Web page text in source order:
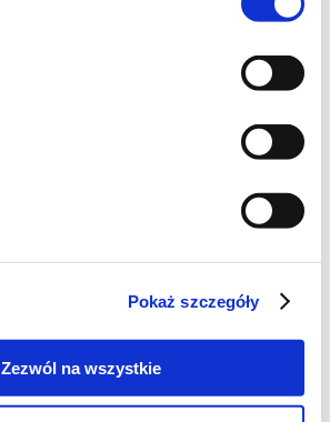
Pokaż szczegóły
Zezwól na wszystkie